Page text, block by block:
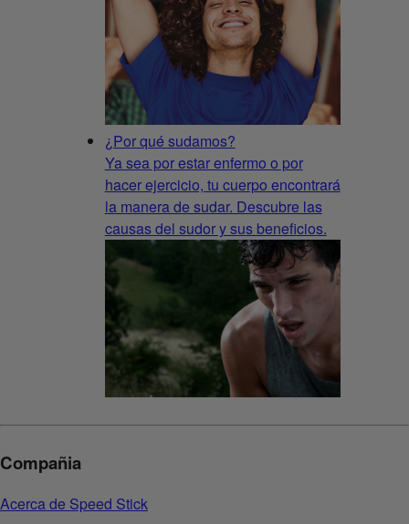
¿Por qué sudamos?
Ya sea por estar enfermo o por
hacer ejercicio, tu cuerpo encontrará
la manera de sudar. Descubre las
causas del sudor y sus beneficios.
Compañia
Acerca de Speed Stick